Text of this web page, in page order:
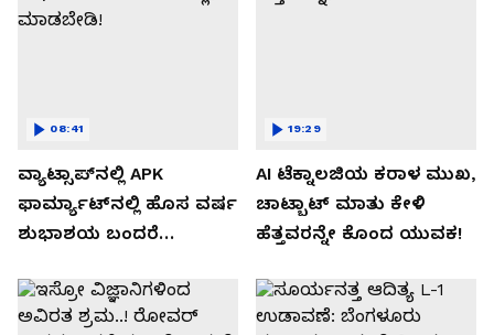
ವ್ಯಾಟ್ಸಾಪ್‌ನಲ್ಲಿ APK
ಫಾರ್ಮ್ಯಾಟ್‌ನಲ್ಲಿ ಹೊಸ ವರ್ಷ
ಶುಭಾಶಯ ಬಂದರೆ
08:41
AI ಟೆಕ್ನಾಲಜಿಯ ಕರಾಳ ಮುಖ,
ಚಾಟ್ಬಾಟ್ ಮಾತು ಕೇಳಿ
ಹೆತ್ತವರನ್ನೇ ಕೊಂದ ಯುವಕ!
19:29